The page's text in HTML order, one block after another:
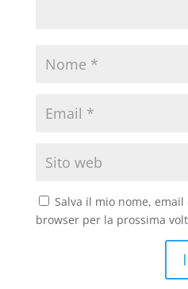
Salva il mio nome,
browser per la prossima